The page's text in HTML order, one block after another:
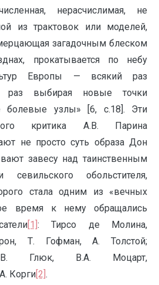
нерасчислимая, не
из трактовок или моделей,
загадочным блеском
прокатывается по небу
Европы — всякий раз
раз выбирая новые точки
болевые узлы» [6, с.18]. Эти
критика А.В. Парина
не просто суть образа Дон
завесу над таинственным
севильского обольстителя,
стала одним из «вечных
время к нему обращались
[1] : Тирсо де Молина,
Т.
Гофман, А. Толстой;
Глюк, В.А. Моцарт,
Корги [2] .